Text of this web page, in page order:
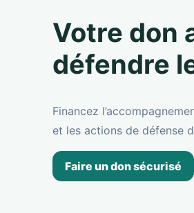
Votre don
défendre
Financez
et les actions de défense
Faire un don sécurisé